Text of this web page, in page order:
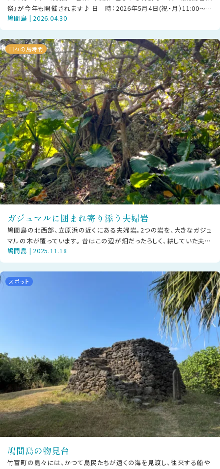
祭』が今年も開催されます♪ 日 時：2026年5月4日(祝・月）11:00〜
15:30場 所：鳩
鳩間島 | 2026.04.30
日々の島時間
ガジュマルに囲まれ寄り添う夫婦岩
鳩間島の北西部、立原浜の近くにある夫婦岩。2つの岩を、大きなガジュ
マルの木が覆っています。 昔はこの辺が畑だったらしく、耕していた夫婦
がとっても仲が良かったこと
鳩間島 | 2025.11.18
スポット
鳩間島の物見台
竹富町の島々には、かつて島民たちが遠くの海を見渡し、往来する船や